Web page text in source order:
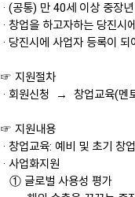
센
터
인
사
조
직
도/
센
항
창
업
육
및
업
입
주
기
현
황
업
기
업
현
사
이
트
책
공
사
항
공
· (공통) 만 40세 이상 중장년
· 창업을 하고자하는 당진시
· 당진시에 사업자 등록이
☞ 지원절차
· 회원신청 → 창업교육(
☞ 지원내용
· 창업교육: 예비 및 초기 창
· 사업화지원
① 글로벌 사용성 평가